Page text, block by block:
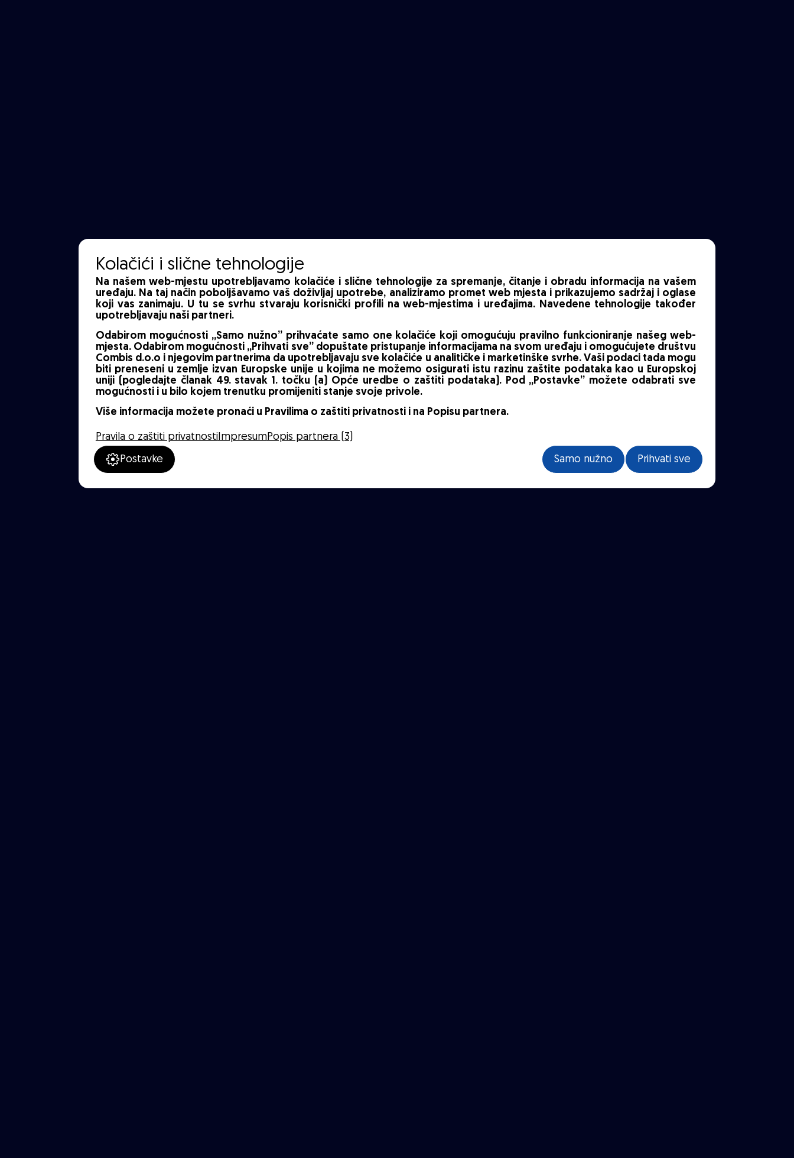
Kolačići i slične tehnologije
Na našem web-mjestu upotrebljavamo kolačiće i slične tehnologije za spremanje, čitanje i obradu informacija na vašem
uređaju. Na taj način poboljšavamo vaš doživljaj upotrebe, analiziramo promet web mjesta i prikazujemo sadržaj i oglase
koji vas zanimaju. U tu se svrhu stvaraju korisnički profili na web-mjestima i uređajima. Navedene tehnologije također
upotrebljavaju naši partneri.
Odabirom mogućnosti „Samo nužno” prihvaćate samo one kolačiće koji omogućuju pravilno funkcioniranje našeg web-
mjesta. Odabirom mogućnosti „Prihvati sve” dopuštate pristupanje informacijama na svom uređaju i omogućujete društvu
Combis d.o.o i njegovim partnerima da upotrebljavaju sve kolačiće u analitičke i marketinške svrhe. Vaši podaci tada mogu
biti preneseni u zemlje izvan Europske unije u kojima ne možemo osigurati istu razinu zaštite podataka kao u Europskoj
uniji (pogledajte članak 49. stavak 1. točku (a) Opće uredbe o zaštiti podataka). Pod „Postavke” možete odabrati sve
mogućnosti i u bilo kojem trenutku promijeniti stanje svoje privole.
Više informacija možete pronaći u Pravilima o zaštiti privatnosti i na Popisu partnera.
Pravila o zaštiti privatnostiImpresumPopis partnera (3)
Postavke
Samo nužno Prihvati sve